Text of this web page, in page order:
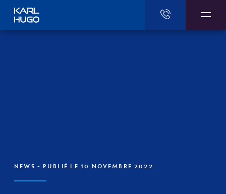
NEWS - PUBLIÉ LE 10 NOVEMBRE 2022
Karl Hugo